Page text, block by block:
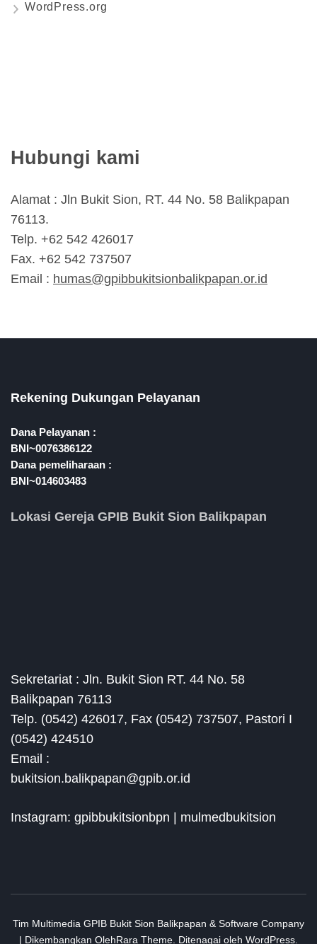
WordPress.org
Hubungi kami
Alamat : Jln Bukit Sion, RT. 44 No. 58 Balikpapan
76113.
Telp. +62 542 426017
Fax. +62 542 737507
Email : humas@gpibbukitsionbalikpapan.or.id
Rekening Dukungan Pelayanan
Dana Pelayanan :
BNI~0076386122
Dana pemeliharaan :
BNI~014603483
Lokasi Gereja GPIB Bukit Sion Balikpapan
Sekretariat : Jln. Bukit Sion RT. 44 No. 58
Balikpapan 76113
Telp. (0542) 426017, Fax (0542) 737507, Pastori I
(0542) 424510
Email :
bukitsion.balikpapan@gpib.or.id
Instagram: gpibbukitsionbpn | mulmedbukitsion
Tim Multimedia GPIB Bukit Sion Balikpapan & Software Company
| Dikembangkan OlehRara Theme. Ditenagai oleh WordPress.